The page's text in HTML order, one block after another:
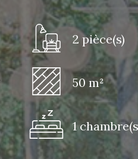
2 pièce(s)
50 m²
1